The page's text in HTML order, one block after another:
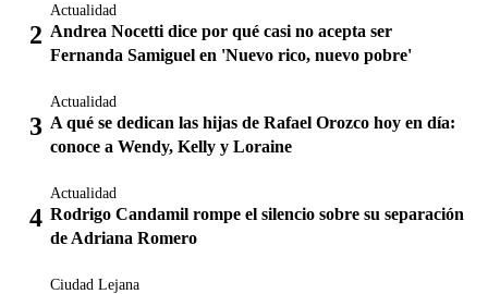
Actualidad
Andrea Nocetti dice por qué casi no acepta ser
Fernanda Samiguel en 'Nuevo rico, nuevo pobre'
Actualidad
A qué se dedican las hijas de Rafael Orozco hoy en día:
conoce a Wendy, Kelly y Loraine
Actualidad
Rodrigo Candamil rompe el silencio sobre su separación
de Adriana Romero
Ciudad Lejana